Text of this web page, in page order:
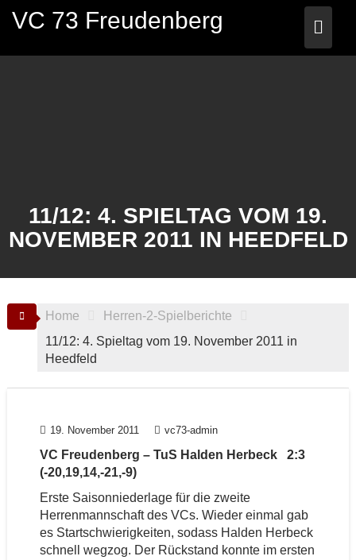
VC 73 Freudenberg
11/12: 4. SPIELTAG VOM 19.
NOVEMBER 2011 IN HEEDFELD
Home
Herren-2-Spielberichte
11/12: 4. Spieltag vom 19. November 2011 in
Heedfeld
19. November 2011 vc73-admin
VC Freudenberg – TuS Halden Herbeck 2:3
(-20,19,14,-21,-9)
Erste Saisonniederlage für die zweite
Herrenmannschaft des VCs. Wieder einmal gab
es Startschwierigkeiten, sodass Halden Herbeck
schnell wegzog. Der Rückstand konnte im ersten